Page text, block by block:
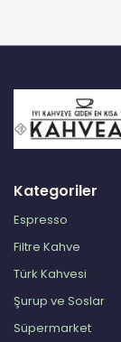
Kategoriler
Espresso
Filtre Kahve
Türk Kahvesi
Şurup ve Soslar
Süpermarket